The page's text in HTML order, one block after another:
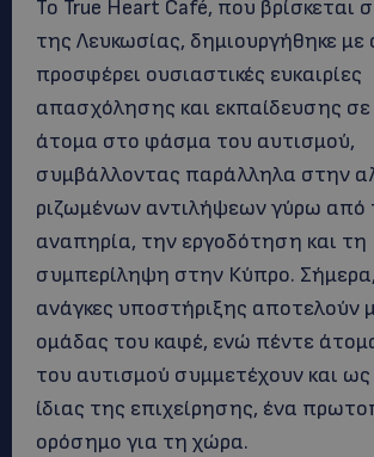
Το True Heart Café, που βρίσκεται
της Λευκωσίας, δημιουργήθηκε με
προσφέρει ουσιαστικές ευκαιρίες
απασχόλησης και εκπαίδευσης σε
άτομα στο φάσμα του αυτισμού,
συμβάλλοντας παράλληλα στην
ριζωμένων αντιλήψεων γύρω από
αναπηρία, την εργοδότηση και τη
συμπερίληψη στην Κύπρο.
ανάγκες υποστήριξης αποτελούν
ομάδας του καφέ, ενώ πέντε
του αυτισμού συμμετέχουν και ως
ίδιας της επιχείρησης, ένα
ορόσημο για τη χώρα.